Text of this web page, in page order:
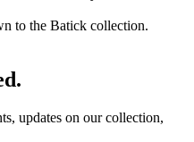
to the Batick collection.
updates on our collection,